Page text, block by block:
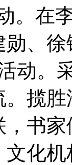
。在
、
动。
揽
书
化